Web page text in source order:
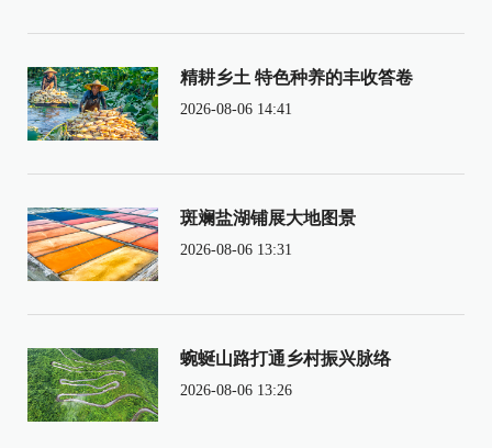
精耕乡土 特色种养的丰收答卷
2026-08-06 14:41
斑斓盐湖铺展大地图景
2026-08-06 13:31
蜿蜒山路打通乡村振兴脉络
2026-08-06 13:26